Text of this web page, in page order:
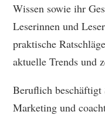
Wissen sowie ihr
Leserinnen und
praktische
aktuelle Trends und
Beruflich
Marketing und